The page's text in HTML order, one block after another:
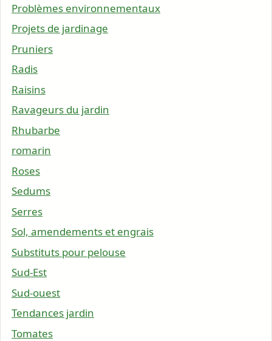
Problèmes environnementaux
Projets de jardinage
Pruniers
Radis
Raisins
Ravageurs du jardin
Rhubarbe
romarin
Roses
Sedums
Serres
Sol, amendements et engrais
Substituts pour pelouse
Sud-Est
Sud-ouest
Tendances jardin
Tomates